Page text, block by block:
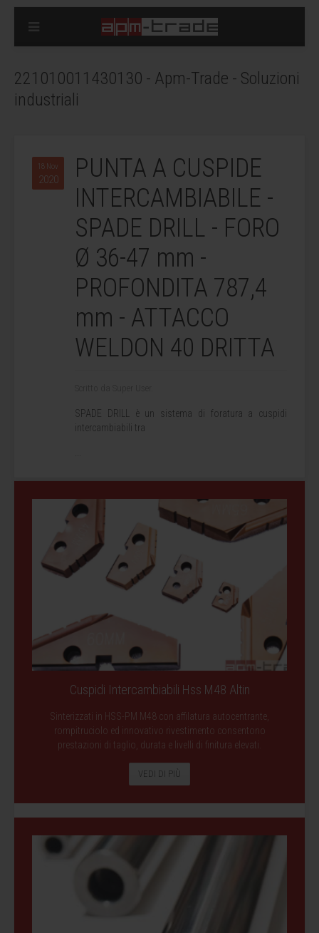
221010011430130 - Apm-Trade - Soluzioni
industriali
18 Nov
2020
PUNTA A CUSPIDE
INTERCAMBIABILE -
SPADE DRILL - FORO
Ø 36-47 mm -
PROFONDITA 787,4
mm - ATTACCO
WELDON 40 DRITTA
SPADE DRILL è un sistema di foratura a cuspidi
intercambiabili tra
Cuspidi Intercambiabili Hss M48 Altin
Sinterizzati in HSS-PM M48 con affilatura autocentrante,
rompitruciolo ed innovativo rivestimento consentono
prestazioni di taglio, durata e livelli di finitura elevati.
VEDI DI PIÙ